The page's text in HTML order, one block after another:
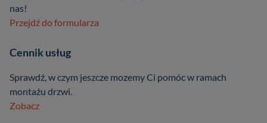
nas!
Przejdź do formularza
Cennik usług
Sprawdź, w czym jeszcze mozemy Ci pomóc w ramach
montażu drzwi.
Zobacz